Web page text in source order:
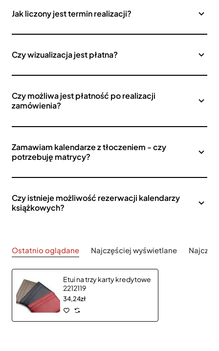
Jak liczony jest termin realizacji?
Czy wizualizacja jest płatna?
Czy możliwa jest płatność po realizacji
zamówienia?
Zamawiam kalendarze z tłoczeniem - czy
potrzebuję matrycy?
Czy istnieje możliwość rezerwacji kalendarzy
książkowych?
Ostatnio oglądane Najczęściej wyświetlane
Etui na trzy karty kredytowe
2212119
34,24zł